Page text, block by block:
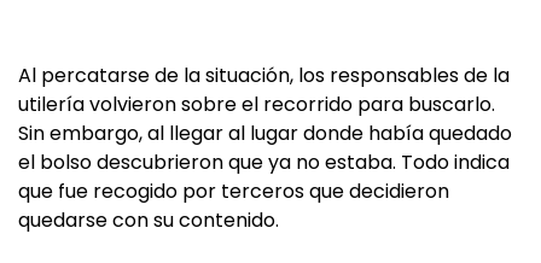
Al percatarse de la situación, los responsables de la
utilería volvieron sobre el recorrido para buscarlo.
Sin embargo, al llegar al lugar donde había quedado
el bolso descubrieron que ya no estaba. Todo indica
que fue recogido por terceros que decidieron
quedarse con su contenido.